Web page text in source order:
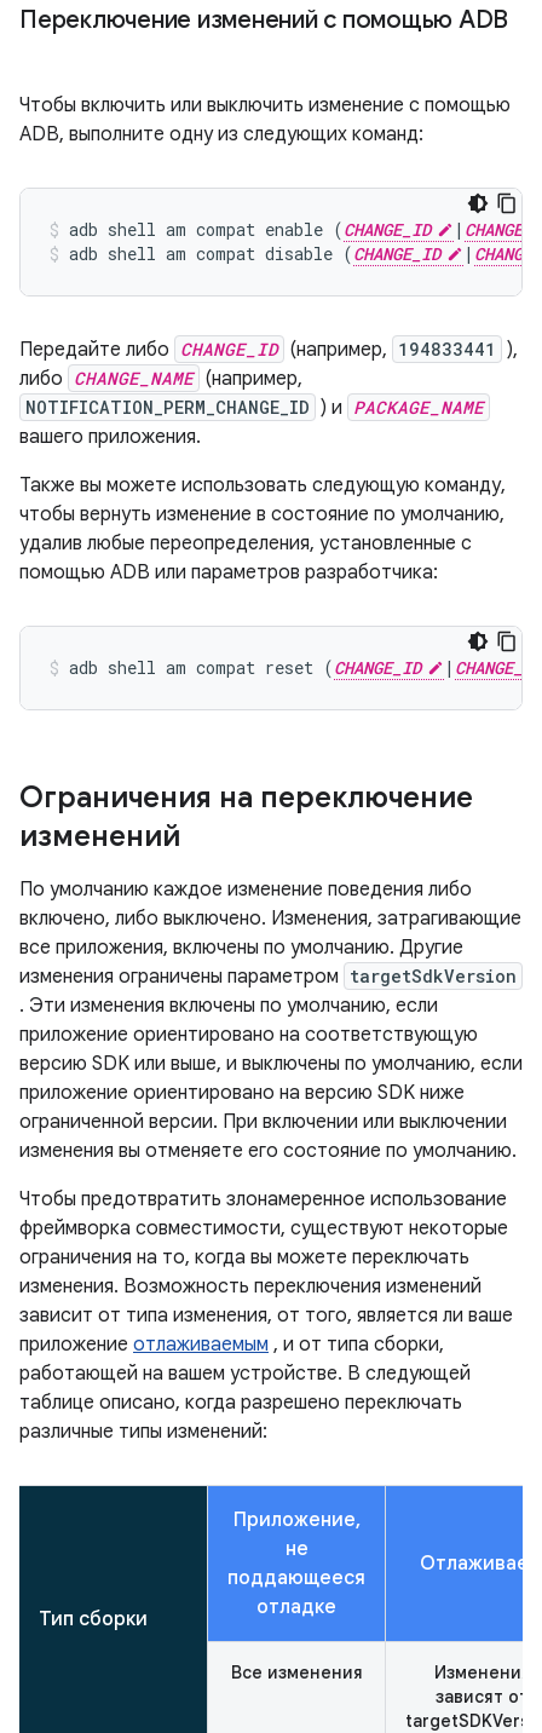
Переключение изменений с помощью ADB
Чтобы включить или выключить изменение с помощью
ADB, выполните одну из следующих команд:
adb shell am compat enable (CHANGE_ID |
adb shell am compat disable (CHANGE_ID |
Передайте либо CHANGE_ID (например, 194833441
),
либо CHANGE_NAME (например,
NOTIFICATION_PERM_CHANGE_ID ) и PACKAGE_NAME
вашего приложения.
Также вы можете использовать следующую команду,
чтобы вернуть изменение в состояние по умолчанию,
удалив любые переопределения, установленные с
помощью ADB или параметров разработчика:
adb shell am compat reset (CHANGE_ID |
Ограничения на переключение
изменений
По умолчанию каждое изменение поведения либо
включено, либо выключено. Изменения, затрагивающие
все приложения, включены по умолчанию. Другие
изменения ограничены параметром targetSdkVersion
. Эти изменения включены по умолчанию, если
приложение ориентировано на соответствующую
версию SDK или выше, и выключены по умолчанию, если
приложение ориентировано на версию SDK ниже
ограниченной версии. При включении или выключении
изменения вы отменяете его состояние по умолчанию.
Чтобы предотвратить злонамеренное использование
фреймворка совместимости, существуют некоторые
ограничения на то, когда вы можете переключать
изменения. Возможность переключения изменений
зависит от типа изменения, от того, является ли ваше
приложение отлаживаемым , и от типа сборки,
работающей на вашем устройстве. В следующей
таблице описано, когда разрешено переключать
различные типы изменений:
Тип сборки
Приложение,
не
поддающееся
отладке
Все изменения
Изменения
зависят от